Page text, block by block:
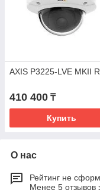
AXIS P3225-LVE MKII
410 400 ₸
Купить
О нас
Рейтинг не
Менее 5 отзывов